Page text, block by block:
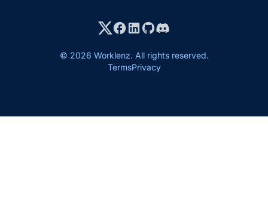
© 2026 Worklenz. All rights reserved.
TermsPrivacy